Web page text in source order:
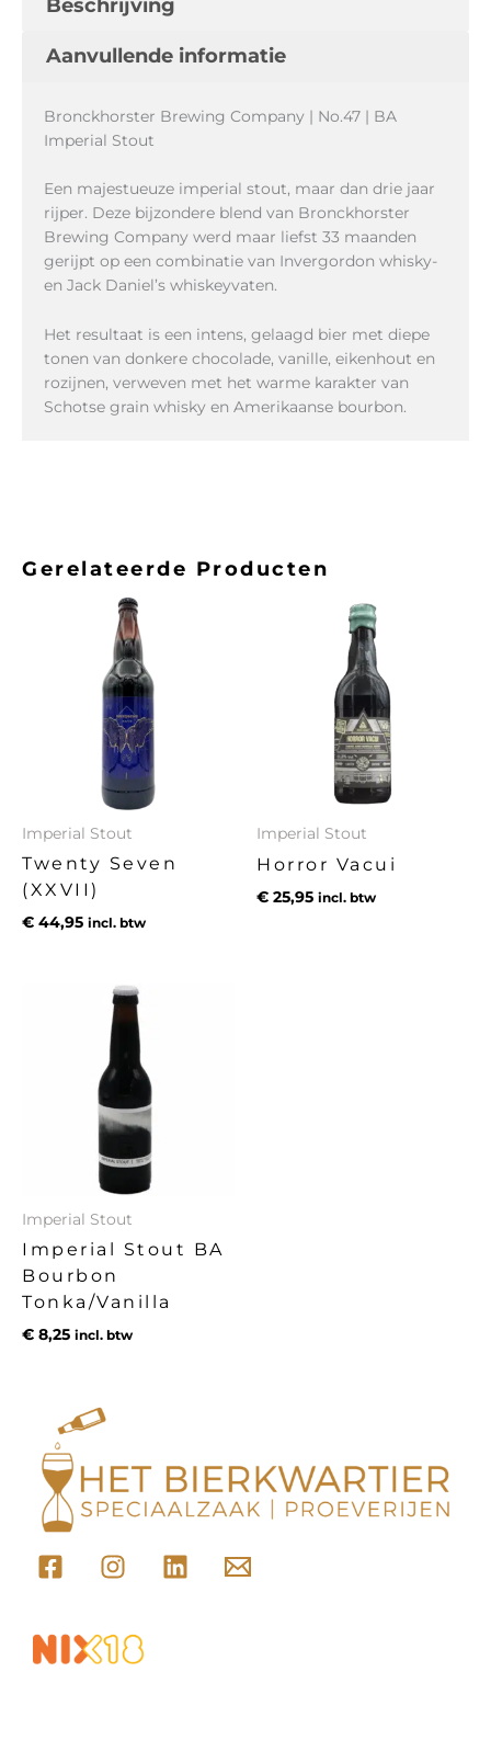
Gerelateerde Producten
Imperial Stout
Twenty Seven
(XXVII)
€ 44,95 incl. btw
Imperial Stout
Horror Vacui
€ 25,95 incl. btw
Imperial Stout
Imperial Stout BA
Bourbon
Tonka/Vanilla
€ 8,25 incl. btw
Beschrijving
Aanvullende informatie
Bronckhorster Brewing Company | No.47 | BA
Imperial Stout
Een majestueuze imperial stout, maar dan drie jaar
rijper. Deze bijzondere blend van Bronckhorster
Brewing Company werd maar liefst 33 maanden
gerijpt op een combinatie van Invergordon whisky-
en Jack Daniel’s whiskeyvaten.
Het resultaat is een intens, gelaagd bier met diepe
tonen van donkere chocolade, vanille, eikenhout en
rozijnen, verweven met het warme karakter van
Schotse grain whisky en Amerikaanse bourbon.